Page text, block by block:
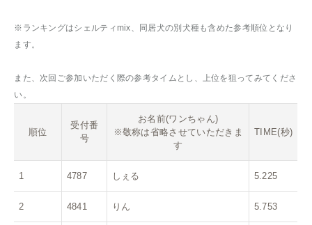
※ランキングはシェルティmix、同居犬の別犬種も含めた参考順位となり
ます。
また、次回ご参加いただく際の参考タイムとし、上位を狙ってみてくださ
い。
順位
受付番
号
お名前(ワンちゃん)
※敬称は省略させていただきま
す
TIME(秒)
1 4787 しぇる 5.225
2 4841 りん 5.753